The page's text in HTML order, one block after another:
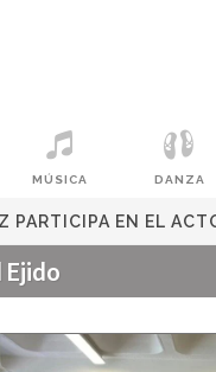
MÚSICA DANZA
PARTICIPA EN EL
Ejido